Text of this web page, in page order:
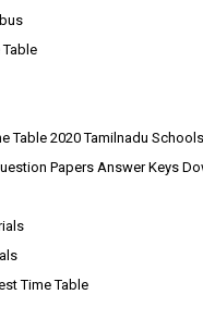
Table
Table 2020 Tamilnadu Schools
Papers Answer Keys
Time Table